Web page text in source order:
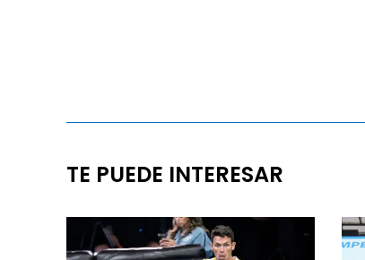
TE PUEDE INTERESAR